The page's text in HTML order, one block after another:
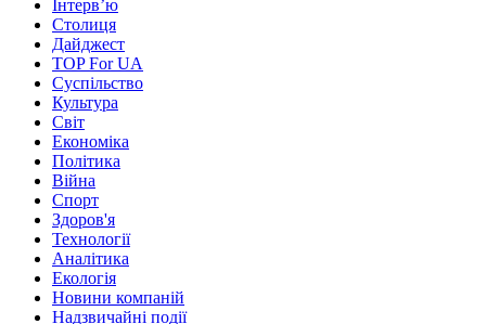
Інтерв’ю
Столиця
Дайджест
TOP For UA
Суспiльство
Культура
Світ
Економіка
Політика
Війна
Спорт
Здоров'я
Технології
Аналітика
Екологія
Новини компаній
Надзвичайні події